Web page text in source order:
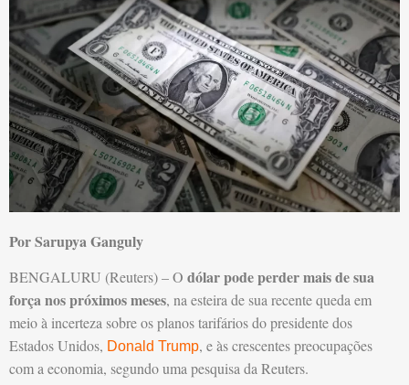
Por Sarupya Ganguly
BENGALURU (Reuters) – O dólar pode perder mais de sua
força nos próximos meses, na esteira de sua recente queda em
meio à incerteza sobre os planos tarifários do presidente dos
Estados Unidos, Donald Trump, e às crescentes preocupações
com a economia, segundo uma pesquisa da Reuters.